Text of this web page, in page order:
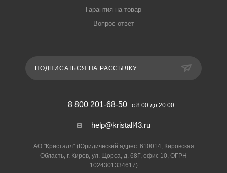
Гарантия на товар
Вопрос-ответ
ПОДПИСАТЬСЯ НА РАССЫЛКУ
8 800 201-68-50 с 8:00 до 20:00
help@kristall43.ru
АО "Кристалл" (Юридический адрес: 610014, Кировская
Область, г. Киров, ул. Щорса, д. 68Г, офис 10, ОГРН
1024301334617)